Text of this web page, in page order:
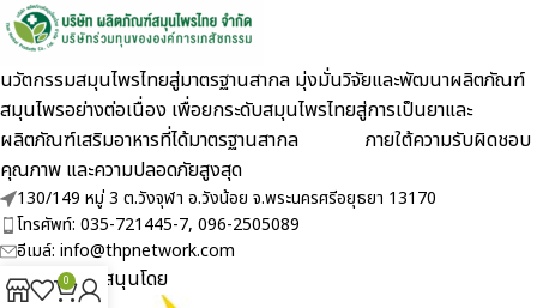
นวัตกรรมสมุนไพรไทยสู่มาตรฐานสากล มุ่งมั่นวิจัยและพัฒนาผลิตภัณฑ์
สมุนไพรอย่างต่อเนื่อง เพื่อยกระดับสมุนไพรไทยสู่การเป็นยาและ
ผลิตภัณฑ์เสริมอาหารที่ได้มาตรฐานสากล ภายใต้ความรับผิดชอบ
คุณภาพ และความปลอดภัยสูงสุด
130/149 หมู่ 3 ต.วังจุฬา อ.วังน้อย จ.พระนครศรีอยุธยา 13170
โทรศัพท์: 035-721445-7, 096-2505089
อีเมล์: info@thpnetwork.com
ได้รับการสนับสนุนโดย
0